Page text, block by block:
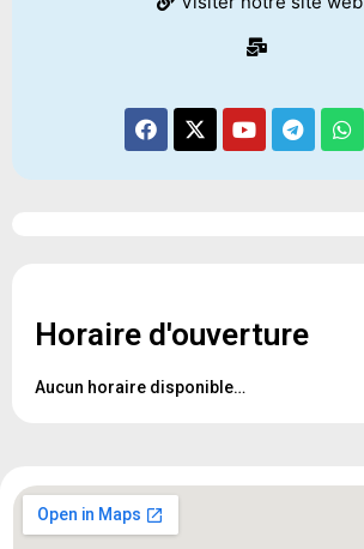
Horaire d'ouverture
Aucun horaire disponible…